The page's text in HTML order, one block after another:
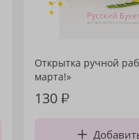
Открытка ручной
марта!»
130₽